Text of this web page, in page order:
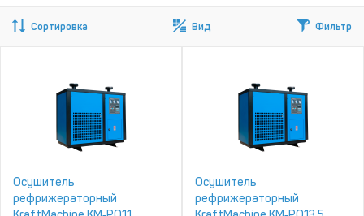
Сортировка Вид Фильтр
Осушитель
рефрижераторный
Осушитель
рефрижераторный